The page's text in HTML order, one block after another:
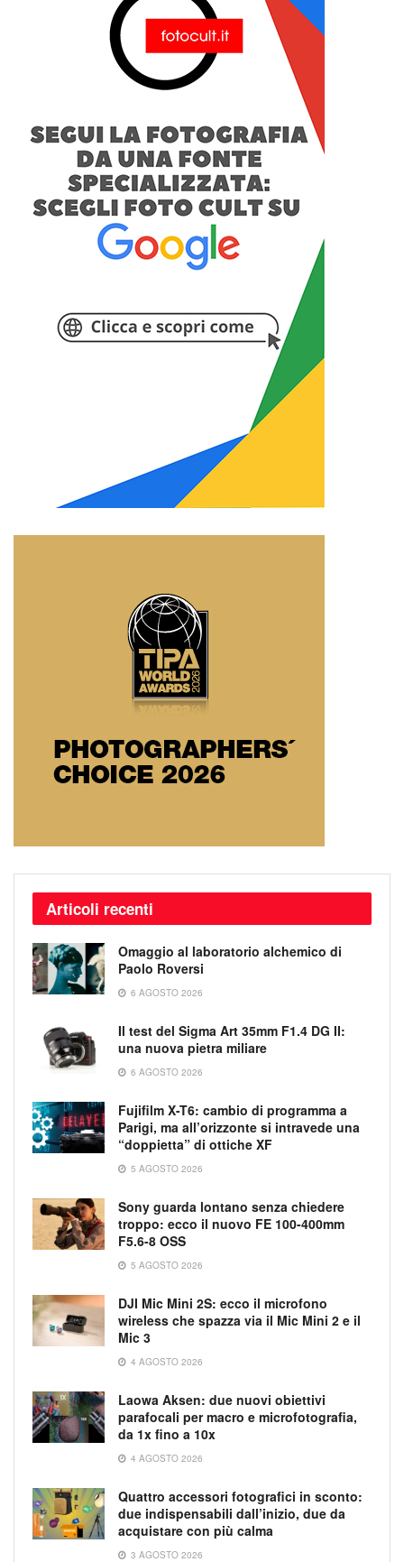
Articoli recenti
Omaggio al laboratorio alchemico di
Paolo Roversi
6 AGOSTO 2026
Il test del Sigma Art 35mm F1.4 DG II:
una nuova pietra miliare
6 AGOSTO 2026
Fujifilm X-T6: cambio di programma a
Parigi, ma all’orizzonte si intravede una
“doppietta” di ottiche XF
5 AGOSTO 2026
Sony guarda lontano senza chiedere
troppo: ecco il nuovo FE 100-400mm
F5.6-8 OSS
5 AGOSTO 2026
DJI Mic Mini 2S: ecco il microfono
wireless che spazza via il Mic Mini 2 e il
Mic 3
4 AGOSTO 2026
Laowa Aksen: due nuovi obiettivi
parafocali per macro e microfotografia,
da 1x fino a 10x
4 AGOSTO 2026
Quattro accessori fotografici in sconto:
due indispensabili dall’inizio, due da
acquistare con più calma
3 AGOSTO 2026